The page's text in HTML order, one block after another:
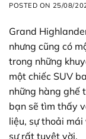
POSTED ON 25/08/
Grand
nhưng cũng có
trong những
một chiếc SUV
những hàng ghế
bạn sẽ tìm thấy
liệu, sự thoải
sự rất tuyệt vời.